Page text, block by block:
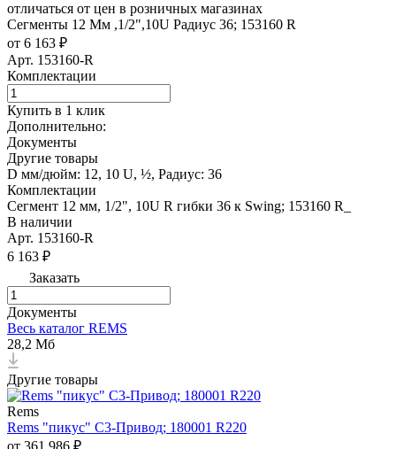
отличаться от цен в розничных магазинах
Сегменты 12 Мм ,1/2",10U Радиус 36; 153160 R
от 6 163 ₽
Арт. 153160-R
Комплектации
Купить в 1 клик
Дополнительно:
Документы
Другие товары
D мм/дюйм: 12, 10 U, ½, Радиус: 36
Комплектации
Сегмент 12 мм, 1/2", 10U R гибки 36 к Swing; 153160 R_
В наличии
Арт. 153160-R
6 163 ₽
Заказать
Документы
Весь каталог REMS
28,2 Мб
Другие товары
Rems
Rems "пикус" С3-Привод; 180001 R220
от 361 986 ₽